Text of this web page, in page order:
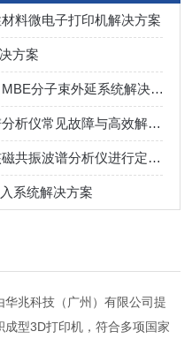
料微电子打印机解决方案
方案
华兆科技丨GENxplor R&D MBE分子束外延系统解决方案
实战经验谈：核磁共振波谱分析仪常见故障与高效解决技巧
干货分享：如何科学地对核磁共振波谱分析仪进行定期维护保养
系统解决方案
华兆科技（广州）有限公司提
型3D打印机，符合多项国家